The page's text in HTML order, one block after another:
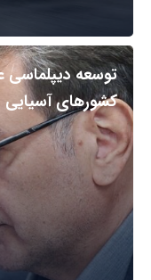
توسعه دیپلماسی
کشورهای آسیایی